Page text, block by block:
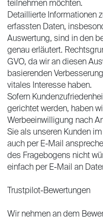
teilnehmen möchten.
Detaillierte Informationen
erfassten Daten,
Auswertung, sind in den
genau erläutert.
GVO, da wir an diesen
basierenden
vitales Interesse haben.
Sofern
gerichtet werden, haben
Werbeeinwilligung nach
Sie als unseren Kunden
auch per E-Mail
des Fragebogens nicht
einfach per E-Mail an
Trustpilot-Bewertungen
Wir nehmen an dem